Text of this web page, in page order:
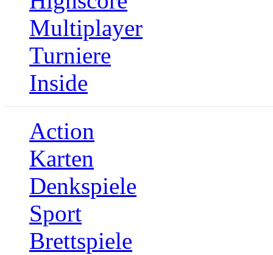
Multiplayer
Turniere
Inside
Action
Karten
Denkspiele
Sport
Brettspiele